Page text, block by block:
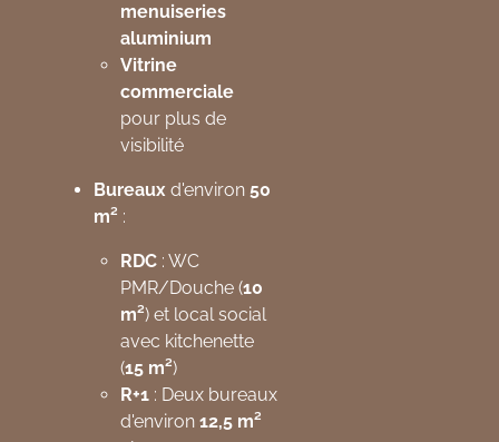
menuiseries
aluminium
Vitrine
commerciale
pour plus de
visibilité
Bureaux d'environ 50
m² :
RDC : WC
PMR/Douche (10
m²) et local social
avec kitchenette
(15 m²)
R+1 : Deux bureaux
d'environ 12,5 m²